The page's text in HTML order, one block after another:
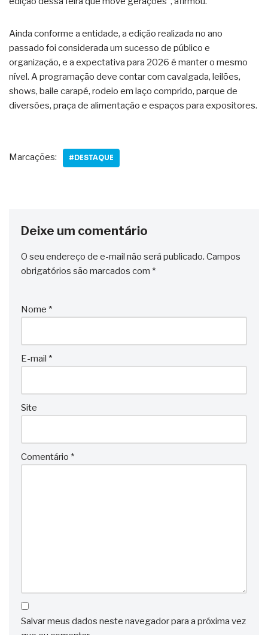
Ainda conforme a entidade, a edição realizada no ano
passado foi considerada um sucesso de público e
organização, e a expectativa para 2026 é manter o mesmo
nível. A programação deve contar com cavalgada, leilões,
shows, baile carapé, rodeio em laço comprido, parque de
diversões, praça de alimentação e espaços para expositores.
Marcações: #DESTAQUE
Deixe um comentário
O seu endereço de e-mail não será publicado. Campos
obrigatórios são marcados com *
Nome *
E-mail *
Site
Comentário *
Salvar meus dados neste navegador para a próxima vez